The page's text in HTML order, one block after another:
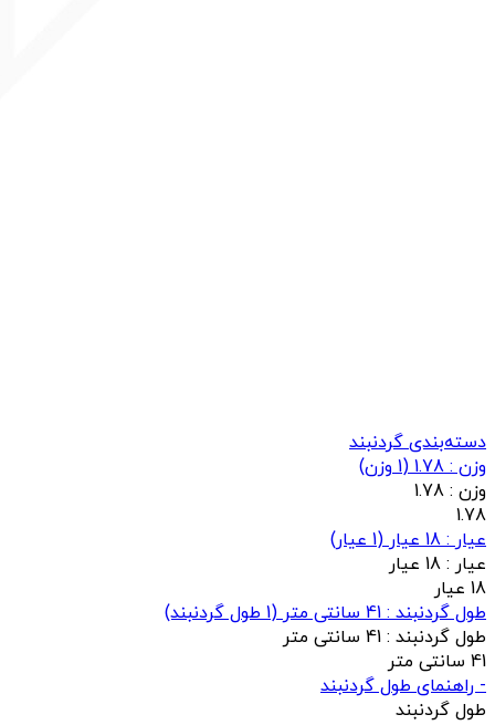
دسته‌بندی گردنبند
وزن : 1.78
(
1 وزن)
وزن : 1.78
1.78
عيار : 18 عیار
(
1 عيار)
عيار : 18 عیار
18 عیار
طول گردنبند : 41 سانتی متر
(
1 طول گردنبند)
طول گردنبند : 41 سانتی متر
41 سانتی متر
- راهنمای طول گردنبند
طول گردنبند